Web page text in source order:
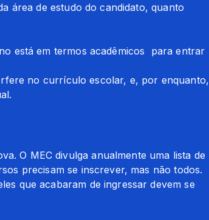
área de estudo do candidato, quanto
está em termos acadêmicos  para entrar
no currículo escolar, e, por enquanto,
O MEC divulga anualmente uma lista de
precisam se inscrever, mas não todos.
que acabaram de ingressar devem se